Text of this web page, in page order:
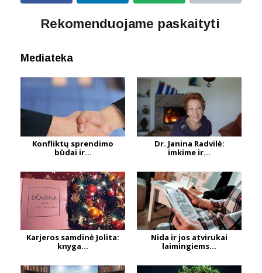
Rekomenduojame paskaityti
Mediateka
Konfliktų sprendimo
būdai ir...
Dr. Janina Radvilė:
imkime ir...
Karjeros samdinė Jolita:
knyga...
Nida ir jos atvirukai
laimingiems...